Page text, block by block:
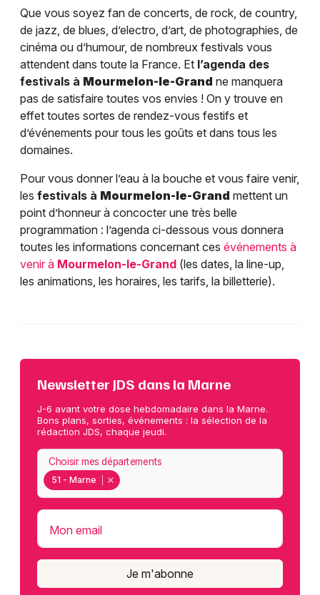
Que vous soyez fan de concerts, de rock, de country,
de jazz, de blues, d’electro, d’art, de photographies, de
cinéma ou d’humour, de nombreux festivals vous
attendent dans toute la France. Et l’agenda des
festivals à Mourmelon-le-Grand ne manquera
pas de satisfaire toutes vos envies ! On y trouve en
effet toutes sortes de rendez-vous festifs et
d’événements pour tous les goûts et dans tous les
domaines.
Pour vous donner l’eau à la bouche et vous faire venir,
les festivals à Mourmelon-le-Grand mettent un
point d’honneur à concocter une très belle
programmation : l’agenda ci-dessous vous donnera
toutes les informations concernant ces événements à
venir à Mourmelon-le-Grand (les dates, la line-up,
les animations, les horaires, les tarifs, la billetterie).
Newsletter JDS dans la Marne
J-6 avant votre dose hebdomadaire dans la Marne.
Bons plans, sorties, événements : la sélection de la
rédaction JDS, chaque jeudi.
51 - Marne
Choisir mes départements
Mon email
Je m'abonne